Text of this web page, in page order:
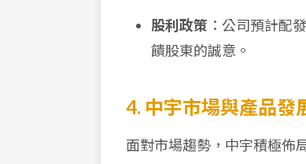
股利政策 ：公司預計配發
饋股東的誠意。
4. 中宇市場與產品發
面對市場趨勢，中宇積極佈